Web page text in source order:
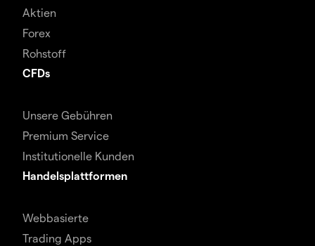
Aktien
Forex
Rohstoff
CFDs
Unsere Gebühren
Premium Service
Institutionelle Kunden
Handelsplattformen
Webbasierte
Trading Apps